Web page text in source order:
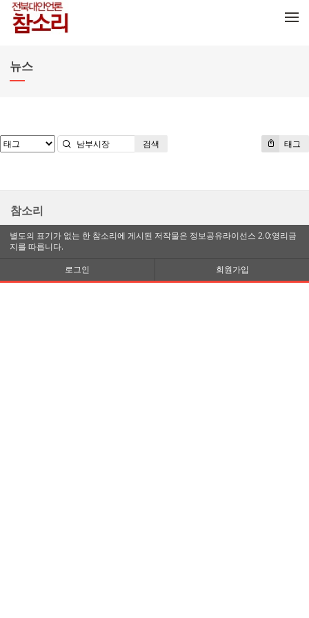
뉴스
태그
검색
참소리
별도의 표기가 없는 한 참소리에 게시된 저작물은 정보공유라이선스 2.0:영리금
지를 따릅니다.
로그인
회원가입